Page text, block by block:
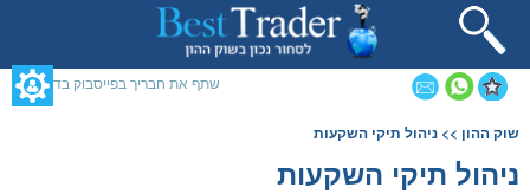
אינטרנט,
לחץ
שתף את חבריך בפייסבוק בדף זה
המרכזי,
באפשרותך
ללחוץ
שוק ההון >> ניהול תיקי השקעות
ניהול תיקי השקעות